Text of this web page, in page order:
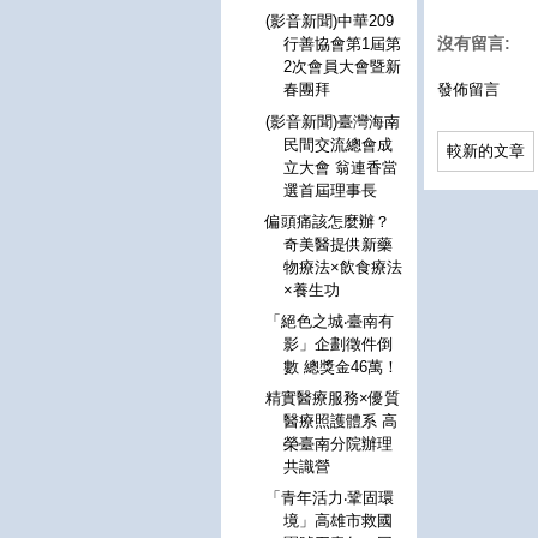
沒有留言:
發佈留言
較新的文章
(影音新聞)中華209
行善協會第1屆第
2次會員大會暨新
春團拜
(影音新聞)臺灣海南
民間交流總會成
立大會 翁連香當
選首屆理事長
偏頭痛該怎麼辦？
奇美醫提供新藥
物療法×飲食療法
×養生功
「絕色之城‧臺南有
影」企劃徵件倒
數 總獎金46萬！
精實醫療服務×優質
醫療照護體系 高
榮臺南分院辦理
共識營
「青年活力‧鞏固環
境」高雄市救國